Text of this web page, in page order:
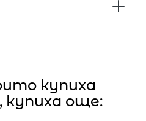
купиха
още: